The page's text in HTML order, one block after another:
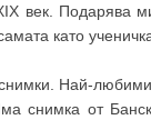
век. Подарява
като
Най-
снимка от